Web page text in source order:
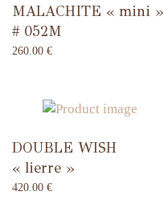
MALACHITE « mini »
# 052M
260.00 €
DOUBLE WISH
« lierre »
420.00 €